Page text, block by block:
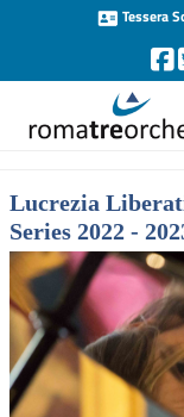
Tessera
Lucrezia
Series 2022 -